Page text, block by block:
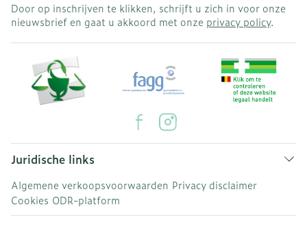
Door op inschrijven te klikken, schrijft u zich in voor onze
nieuwsbrief en gaat u akkoord met onze privacy policy.
Juridische links
Algemene verkoopsvoorwaarden Privacy disclaimer
Cookies ODR-platform